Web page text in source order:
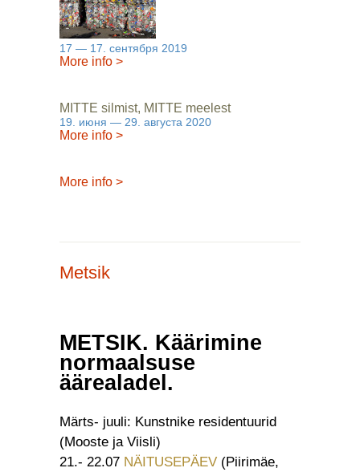
17 — 17. сентября 2019
More info >
MITTE silmist, MITTE meelest
19. июня — 29. августа 2020
More info >
More info >
Metsik
METSIK. Käärimine
normaalsuse
äärealadel.
Märts- juuli: Kunstnike residentuurid
(Mooste ja Viisli)
21.- 22.07 NÄITUSEPÄEV (Piirimäe,